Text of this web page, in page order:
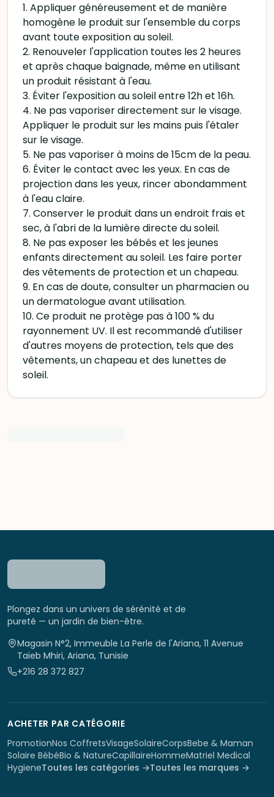
1. Appliquer généreusement et de manière
homogène le produit sur l'ensemble du corps
avant toute exposition au soleil.
2. Renouveler l'application toutes les 2 heures
et après chaque baignade, même en utilisant
un produit résistant à l'eau.
3. Éviter l'exposition au soleil entre 12h et 16h.
4. Ne pas vaporiser directement sur le visage.
Appliquer le produit sur les mains puis l'étaler
sur le visage.
5. Ne pas vaporiser à moins de 15cm de la peau.
6. Éviter le contact avec les yeux. En cas de
projection dans les yeux, rincer abondamment
à l'eau claire.
7. Conserver le produit dans un endroit frais et
sec, à l'abri de la lumière directe du soleil.
8. Ne pas exposer les bébés et les jeunes
enfants directement au soleil. Les faire porter
des vêtements de protection et un chapeau.
9. En cas de doute, consulter un pharmacien ou
un dermatologue avant utilisation.
10. Ce produit ne protège pas à 100 % du
rayonnement UV. Il est recommandé d'utiliser
d'autres moyens de protection, tels que des
vêtements, un chapeau et des lunettes de
soleil.
Plongez dans un univers de sérénité et de
pureté — un jardin de bien-être.
Magasin N°2, Immeuble La Perle de l'Ariana, 11 Avenue
Taïeb Mhiri, Ariana, Tunisie
+216 28 372 827
ACHETER PAR CATÉGORIE
PromotionNos CoffretsVisageSolaireCorpsBebe & Maman
Solaire BébéBio & NatureCapillaireHommeMatriel Medical
HygieneToutes les catégories →Toutes les marques →